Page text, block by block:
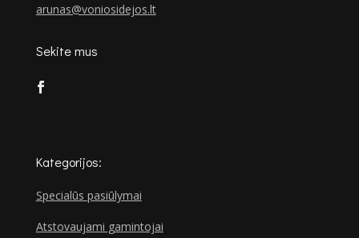
arunas@voniosidejos.lt
Sekite mus
Kategorijos:
Specialūs pasiūlymai
Atstovaujami gamintojai